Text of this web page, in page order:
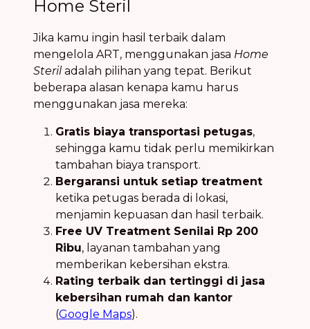
Home Steril
Jika kamu ingin hasil terbaik dalam
mengelola ART, menggunakan jasa Home
Steril adalah pilihan yang tepat. Berikut
beberapa alasan kenapa kamu harus
menggunakan jasa mereka:
Gratis biaya transportasi petugas,
sehingga kamu tidak perlu memikirkan
tambahan biaya transport.
Bergaransi untuk setiap treatment
ketika petugas berada di lokasi,
menjamin kepuasan dan hasil terbaik.
Free UV Treatment Senilai Rp 200
Ribu, layanan tambahan yang
memberikan kebersihan ekstra.
Rating terbaik dan tertinggi di jasa
kebersihan rumah dan kantor
(Google Maps).